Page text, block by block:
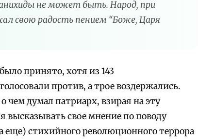
не может быть. Народ, при
свою радость пением “Боже, Царя
принято, хотя из 143
против, а трое воздержались.
думал патриарх, взирая на эту
высказывать свое мнение по поводу
еще) стихийного революционного террора